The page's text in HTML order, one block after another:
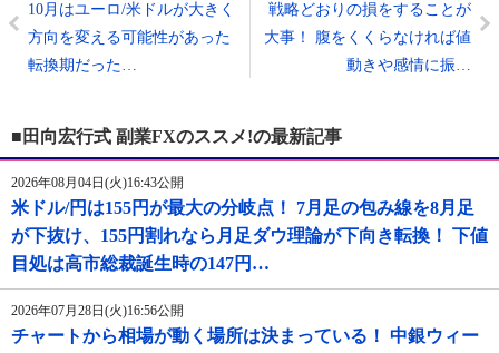
10月はユーロ/米ドルが大きく
方向を変える可能性があった
転換期だった…
戦略どおりの損をすることが
大事！ 腹をくくらなければ値
動きや感情に振…
■田向宏行式 副業FXのススメ!の最新記事
2026年08月04日(火)16:43公開
米ドル/円は155円が最大の分岐点！ 7月足の包み線を8月足
が下抜け、155円割れなら月足ダウ理論が下向き転換！ 下値
目処は高市総裁誕生時の147円…
2026年07月28日(火)16:56公開
チャートから相場が動く場所は決まっている！ 中銀ウィー